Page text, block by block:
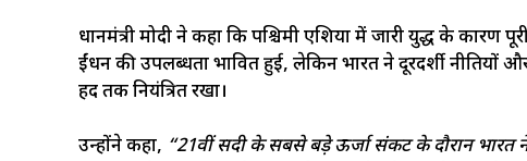
प्रधानमंत्री मोदी ने कहा कि पश्चिमी एशिया में जारी युद्ध के
ईंधन की उपलब्धता प्रभावित हुई, लेकिन भारत ने दूरदर्शी
हद तक नियंत्रित रखा।
उन्होंने कहा, “21वीं सदी के सबसे बड़े ऊर्जा संकट के दौरान भारत